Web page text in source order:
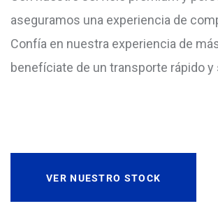
aseguramos una experiencia de
Confía en nuestra experiencia de
benefíciate de un transporte rápido y
VER NUESTRO STOCK